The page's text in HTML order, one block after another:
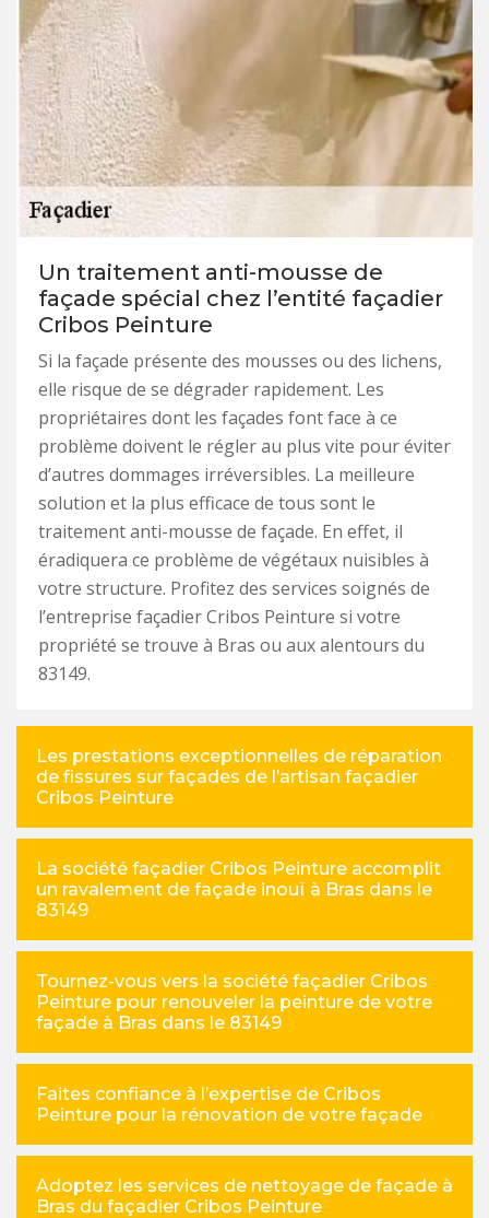
Un traitement anti-mousse de
façade spécial chez l’entité façadier
Cribos Peinture
Si la façade présente des mousses ou des lichens,
elle risque de se dégrader rapidement. Les
propriétaires dont les façades font face à ce
problème doivent le régler au plus vite pour éviter
d’autres dommages irréversibles. La meilleure
solution et la plus efficace de tous sont le
traitement anti-mousse de façade. En effet, il
éradiquera ce problème de végétaux nuisibles à
votre structure. Profitez des services soignés de
l’entreprise façadier Cribos Peinture si votre
propriété se trouve à Bras ou aux alentours du
83149.
Les prestations exceptionnelles de réparation
de fissures sur façades de l’artisan façadier
Cribos Peinture
La société façadier Cribos Peinture accomplit
un ravalement de façade inouï à Bras dans le
83149
Tournez-vous vers la société façadier Cribos
Peinture pour renouveler la peinture de votre
façade à Bras dans le 83149
Faites confiance à l’expertise de Cribos
Peinture pour la rénovation de votre façade
Adoptez les services de nettoyage de façade à
Bras du façadier Cribos Peinture